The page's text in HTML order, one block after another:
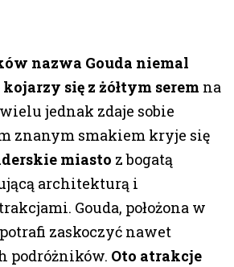
nazwa Gouda niemal
się z żółtym serem na
jednak zdaje sobie
znanym smakiem kryje się
miasto z bogatą
architekturą i
Gouda, położona w
zaskoczyć nawet
podróżników. Oto atrakcje